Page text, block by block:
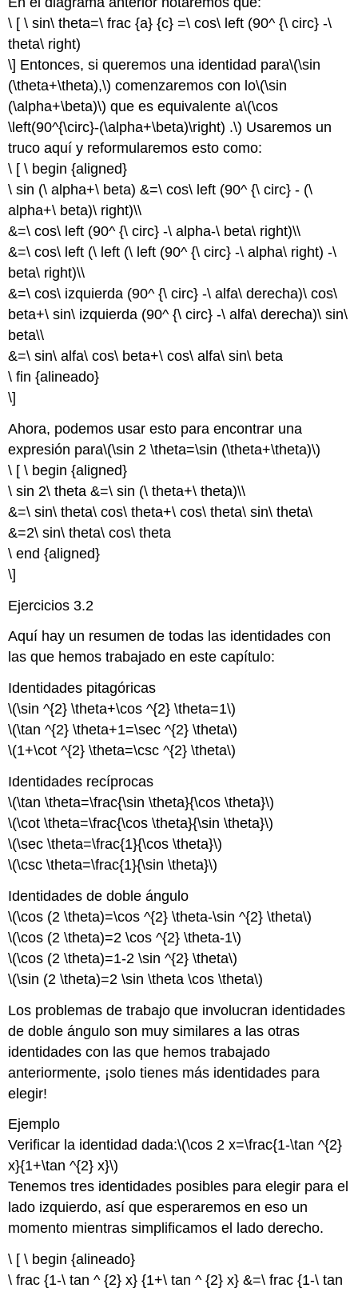
\ [ \ sin\ theta=\ frac {a} {c} =\ cos\ left (90^ {\ circ} -\
theta\ right)
\] Entonces, si queremos una identidad para\(\sin
(\theta+\theta),\) comenzaremos con lo\(\sin
(\alpha+\beta)\) que es equivalente a\(\cos
\left(90^{\circ}-(\alpha+\beta)\right) .\) Usaremos un
truco aquí y reformularemos esto como:
\ [ \ begin {aligned}
\ sin (\ alpha+\ beta) &=\ cos\ left (90^ {\ circ} - (\
alpha+\ beta)\ right)\\
&=\ cos\ left (90^ {\ circ} -\ alpha-\ beta\ right)\\
&=\ cos\ left (\ left (\ left (90^ {\ circ} -\ alpha\ right) -\
beta\ right)\\
&=\ cos\ izquierda (90^ {\ circ} -\ alfa\ derecha)\ cos\
beta+\ sin\ izquierda (90^ {\ circ} -\ alfa\ derecha)\ sin\
beta\\
&=\ sin\ alfa\ cos\ beta+\ cos\ alfa\ sin\ beta
\ fin {alineado}
\]
Ahora, podemos usar esto para encontrar una
expresión para\(\sin 2 \theta=\sin (\theta+\theta)\)
\ [ \ begin {aligned}
\ sin 2\ theta &=\ sin (\ theta+\ theta)\\
&=\ sin\ theta\ cos\ theta+\ cos\ theta\ sin\ theta\
&=2\ sin\ theta\ cos\ theta
\ end {aligned}
\]
Ejercicios 3.2
Aquí hay un resumen de todas las identidades con
las que hemos trabajado en este capítulo:
Identidades pitagóricas
\(\sin ^{2} \theta+\cos ^{2} \theta=1\)
\(\tan ^{2} \theta+1=\sec ^{2} \theta\)
\(1+\cot ^{2} \theta=\csc ^{2} \theta\)
Identidades recíprocas
\(\tan \theta=\frac{\sin \theta}{\cos \theta}\)
\(\cot \theta=\frac{\cos \theta}{\sin \theta}\)
\(\sec \theta=\frac{1}{\cos \theta}\)
\(\csc \theta=\frac{1}{\sin \theta}\)
Identidades de doble ángulo
\(\cos (2 \theta)=\cos ^{2} \theta-\sin ^{2} \theta\)
\(\cos (2 \theta)=2 \cos ^{2} \theta-1\)
\(\cos (2 \theta)=1-2 \sin ^{2} \theta\)
\(\sin (2 \theta)=2 \sin \theta \cos \theta\)
Los problemas de trabajo que involucran identidades
de doble ángulo son muy similares a las otras
identidades con las que hemos trabajado
anteriormente, ¡solo tienes más identidades para
elegir!
Ejemplo
Verificar la identidad dada:\(\cos 2 x=\frac{1-\tan ^{2}
x}{1+\tan ^{2} x}\)
Tenemos tres identidades posibles para elegir para el
lado izquierdo, así que esperaremos en eso un
momento mientras simplificamos el lado derecho.
\ [ \ begin {alineado}
\ frac {1-\ tan ^ {2} x} {1+\ tan ^ {2} x} &=\ frac {1-\ tan